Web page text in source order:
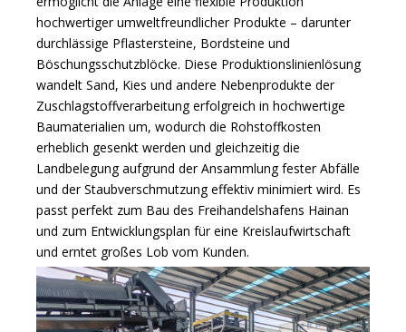
hochwertiger umweltfreundlicher Produkte – darunter
durchlässige Pflastersteine, Bordsteine ​​und
Böschungsschutzblöcke. Diese Produktionslinienlösung
wandelt Sand, Kies und andere Nebenprodukte der
Zuschlagstoffverarbeitung erfolgreich in hochwertige
Baumaterialien um, wodurch die Rohstoffkosten
erheblich gesenkt werden und gleichzeitig die
Landbelegung aufgrund der Ansammlung fester Abfälle
und der Staubverschmutzung effektiv minimiert wird. Es
passt perfekt zum Bau des Freihandelshafens Hainan
und zum Entwicklungsplan für eine Kreislaufwirtschaft
und erntet großes Lob vom Kunden.